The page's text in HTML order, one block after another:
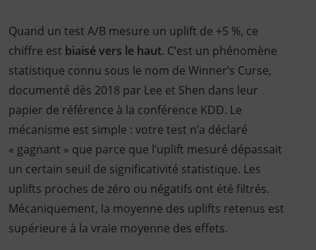
Quand un test A/B mesure un uplift de +5 %, ce
chiffre est biaisé vers le haut. C’est un phénomène
statistique connu sous le nom de Winner’s Curse,
documenté dès 2018 par Lee et Shen dans leur
papier de référence à la conférence KDD. Le
mécanisme est simple : votre test n’a déclaré
« gagnant » que parce que l’uplift mesuré dépassait
un certain seuil de significativité statistique. Les
uplifts proches de zéro ou négatifs ont été filtrés.
Mécaniquement, la moyenne des uplifts retenus est
supérieure à la vraie moyenne des effets.